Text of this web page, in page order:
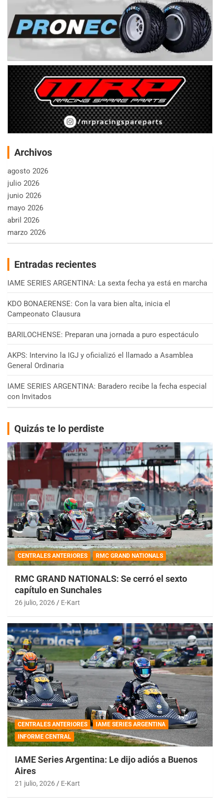
Archivos
agosto 2026
julio 2026
junio 2026
mayo 2026
abril 2026
marzo 2026
Entradas recientes
IAME SERIES ARGENTINA: La sexta fecha ya está en marcha
KDO BONAERENSE: Con la vara bien alta, inicia el
Campeonato Clausura
BARILOCHENSE: Preparan una jornada a puro espectáculo
AKPS: Intervino la IGJ y oficializó el llamado a Asamblea
General Ordinaria
IAME SERIES ARGENTINA: Baradero recibe la fecha especial
con Invitados
Quizás te lo perdiste
CENTRALES ANTERIORES RMC GRAND NATIONALS
RMC GRAND NATIONALS: Se cerró el sexto
capítulo en Sunchales
26 julio, 2026 E-Kart
CENTRALES ANTERIORES
IAME SERIES ARGENTINA
INFORME CENTRAL
IAME Series Argentina: Le dijo adiós a Buenos
Aires
21 julio, 2026 E-Kart